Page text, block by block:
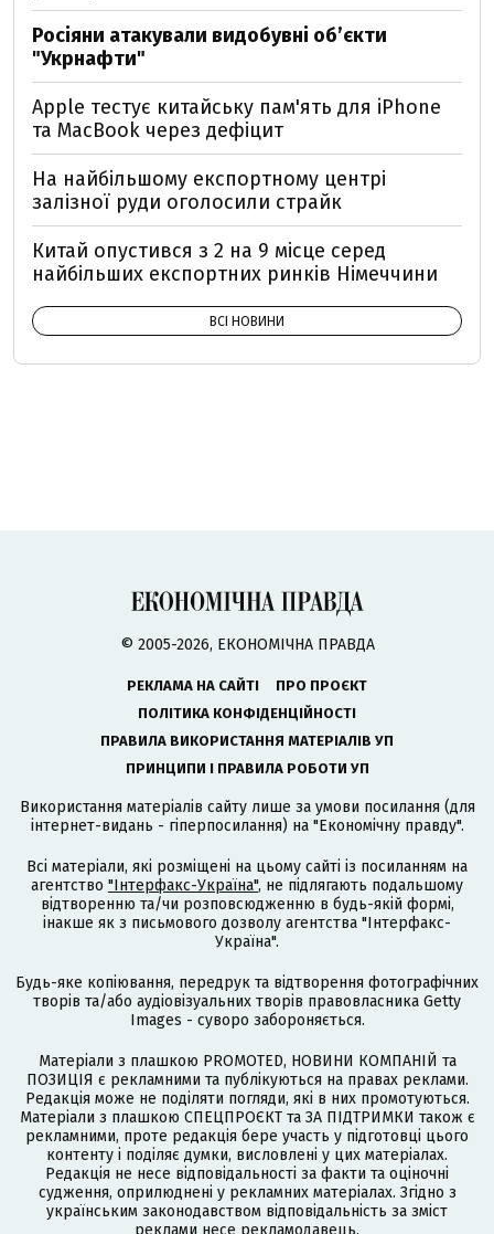
Росіяни атакували видобувні обʼєкти
"Укрнафти"
Apple тестує китайську пам'ять для iPhone
та MacBook через дефіцит
На найбільшому експортному центрі
залізної руди оголосили страйк
Китай опустився з 2 на 9 місце серед
найбільших експортних ринків Німеччини
ВСІ НОВИНИ
© 2005-2026, ЕКОНОМІЧНА ПРАВДА
РЕКЛАМА НА САЙТІ
ПРО ПРОЄКТ
ПОЛІТИКА КОНФІДЕНЦІЙНОСТІ
ПРАВИЛА ВИКОРИСТАННЯ МАТЕРІАЛІВ УП
ПРИНЦИПИ І ПРАВИЛА РОБОТИ УП
Використання матеріалів сайту лише за умови посилання (для
інтернет-видань - гіперпосилання) на "Економічну правду".
Всі матеріали, які розміщені на цьому сайті із посиланням на
агентство "Інтерфакс-Україна", не підлягають подальшому
відтворенню та/чи розповсюдженню в будь-якій формі,
інакше як з письмового дозволу агентства "Інтерфакс-
Україна".
Будь-яке копіювання, передрук та відтворення фотографічних
творів та/або аудіовізуальних творів правовласника Getty
Images - суворо забороняється.
Матеріали з плашкою PROMOTED, НОВИНИ КОМПАНІЙ та
ПОЗИЦІЯ є рекламними та публікуються на правах реклами.
Редакція може не поділяти погляди, які в них промотуються.
Матеріали з плашкою СПЕЦПРОЄКТ та ЗА ПІДТРИМКИ також є
рекламними, проте редакція бере участь у підготовці цього
контенту і поділяє думки, висловлені у цих матеріалах.
Редакція не несе відповідальності за факти та оціночні
судження, оприлюднені у рекламних матеріалах. Згідно з
українським законодавством відповідальність за зміст
реклами несе рекламодавець.